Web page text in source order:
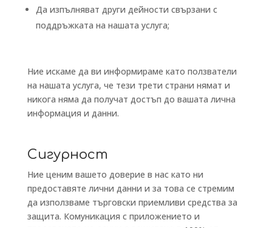
Да изпълняват други дейности свързани с
поддръжката на нашата услуга;
Ние искаме да ви информираме като ползватели
на нашата услуга, че тези трети страни нямат и
никога няма да получат достъп до вашата лична
информация и данни.
Сигурност
Ние ценим вашето доверие в нас като ни
предоставяте лични данни и за това се стремим
да използваме търговски приемливи средства за
защита. Комуникация с приложението и